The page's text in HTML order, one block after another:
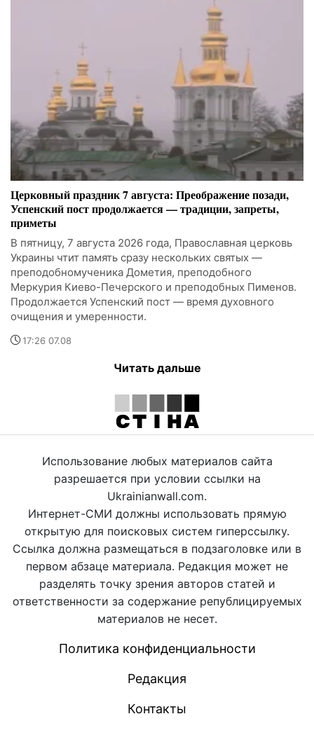
Церковный праздник 7 августа: Преображение позади,
Успенский пост продолжается — традиции, запреты,
приметы
В пятницу, 7 августа 2026 года, Православная церковь
Украины чтит память сразу нескольких святых —
преподобномученика Дометия, преподобного
Меркурия Киево-Печерского и преподобных Пименов.
Продолжается Успенский пост — время духовного
очищения и умеренности.
17:26 07.08
Читать дальше
Использование любых материалов сайта
разрешается при условии ссылки на
Ukrainianwall.com.
Интернет-СМИ должны использовать прямую
открытую для поисковых систем гиперссылку.
Ссылка должна размещаться в подзаголовке или в
первом абзаце материала. Редакция может не
разделять точку зрения авторов статей и
ответственности за содержание републицируемых
материалов не несет.
Политика конфиденциальности
Редакция
Контакты